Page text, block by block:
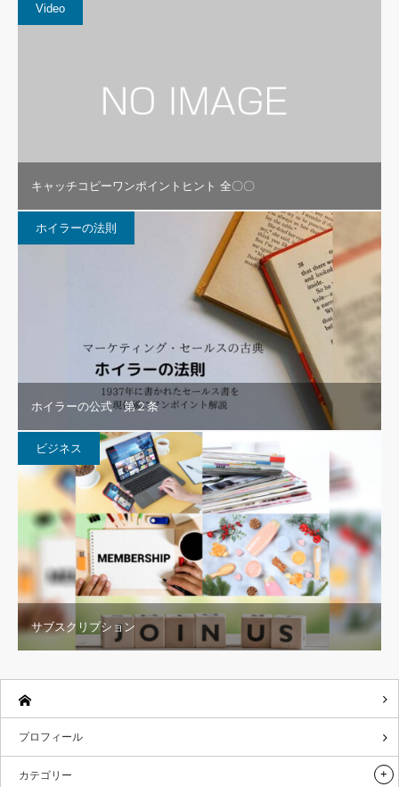
Video
キャッチコピーワンポイントヒント 全〇〇
ホイラーの法則
ホイラーの公式 第２条
ビジネス
サブスクリプション
プロフィール
カテゴリー